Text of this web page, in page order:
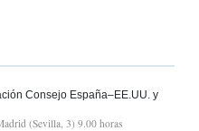
Consejo España–EE.UU. y
(Sevilla, 3) 9.00 horas